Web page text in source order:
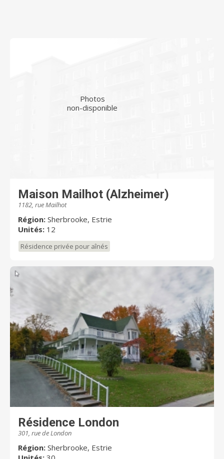
Photos
non-disponible
Maison Mailhot (Alzheimer)
1182, rue Mailhot
Région: Sherbrooke, Estrie
Unités: 12
Résidence privée pour aînés
Résidence London
301, rue de London
Région: Sherbrooke, Estrie